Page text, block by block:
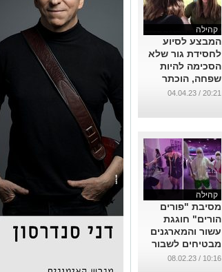
קהילה
המבצע לסיוע
לחסידת גור שלא
הסכימה להיות
שפחה, הוכתר
בהצלחה והיא
תודה
20:21 / 04.04.23
קהילה
מסיבת "פורים
הורים" חוגגת
עשור והמארגנים
מבטיחים לשבור
השנה את השיא
10:16 / 08.02.23